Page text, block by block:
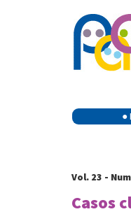
●
Vol. 23 -
Casos